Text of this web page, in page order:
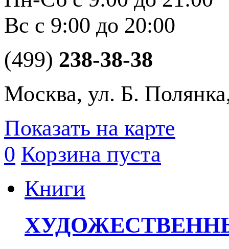
Вс с 9:00 до 20:00
(499) 238-38-38
Москва, ул. Б.
Показать на карте
0 Корзина пуста
Книги